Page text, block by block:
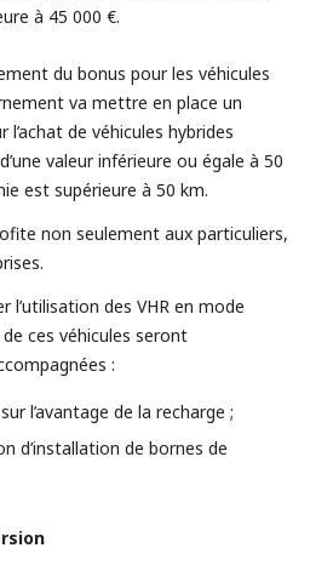
à 45 000 €.
du bonus pour les véhicules
va mettre en place un
l’achat de véhicules hybrides
valeur inférieure ou égale à 50
est supérieure à 50 km.
non seulement aux particuliers,
l’utilisation des VHR en mode
ces véhicules seront
:
l’avantage de la recharge ;
d’installation de bornes de